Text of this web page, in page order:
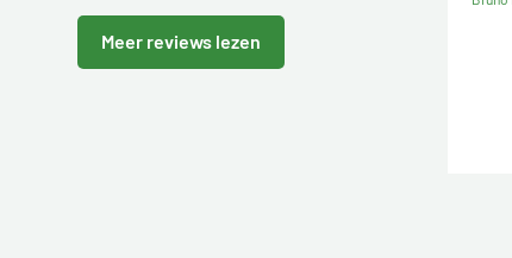
Meer reviews lezen